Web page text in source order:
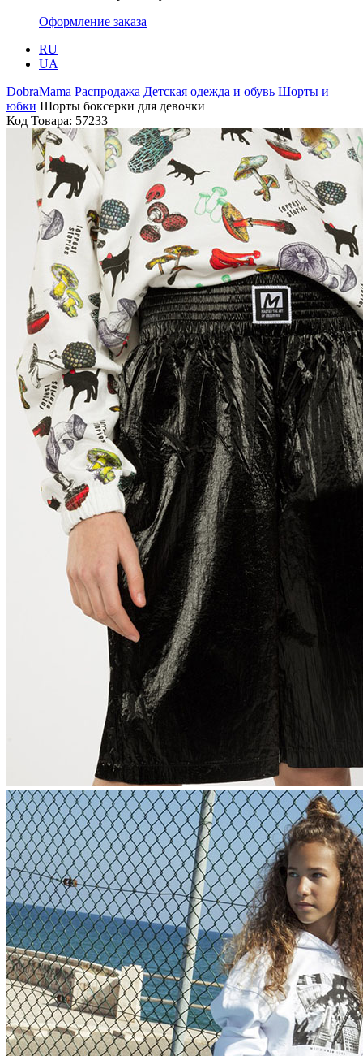
Оформление заказа
RU
UA
DobraMama Распродажа Детская одежда и обувь Шорты и
юбки Шорты боксерки для девочки
Код Товара: 57233